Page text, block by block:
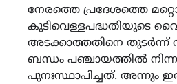
നേരത്തെ പ്രദേശത്തെ
കുടിവെള്ളപദ്ധതിയുടെ
അടക്കാത്തതിനെ തുടർന്ന്
ബന്ധം പഞ്ചായത്തിൽ
പുനഃസ്ഥാപിച്ചത്. അന്നും